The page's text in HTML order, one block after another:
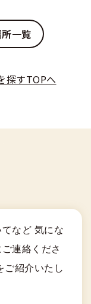
一覧
探すTOPへ
てなど 気にな
連絡くださ
ご紹介いたし